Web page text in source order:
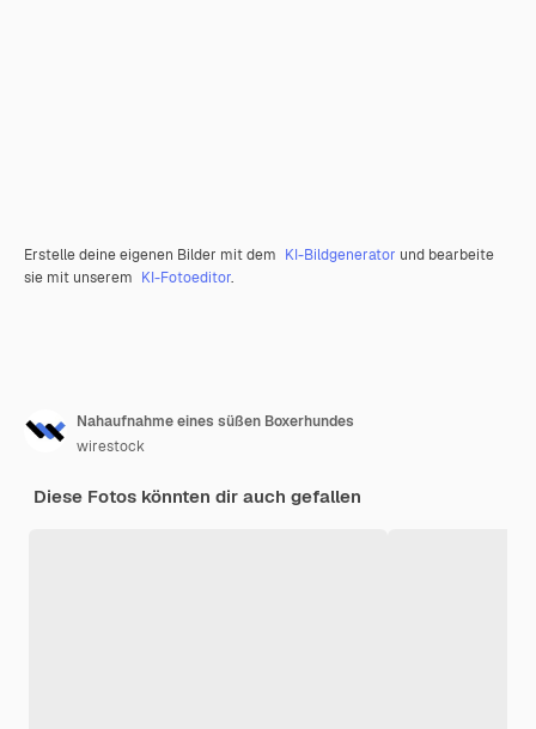
Erstelle deine eigenen Bilder mit dem KI-Bildgenerator und bearbeite
sie mit unserem KI-Fotoeditor.
Nahaufnahme eines süßen Boxerhundes
wirestock
Diese Fotos könnten dir auch gefallen